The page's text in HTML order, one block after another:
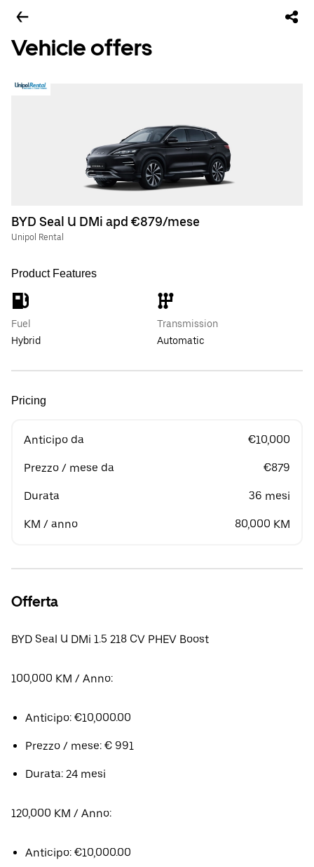
Vehicle offers
BYD Seal U DMi apd €879/mese
Unipol Rental
Product Features
Fuel
Hybrid
Transmission
Automatic
Pricing
Anticipo da €10,000
Prezzo / mese da €879
Durata 36 mesi
KM / anno 80,000 KM
Offerta
BYD Seal U DMi 1.5 218 CV PHEV Boost
100,000 KM / Anno:
Anticipo: €10,000.00
Prezzo / mese: € 991
Durata: 24 mesi
120,000 KM / Anno:
Anticipo: €10,000.00